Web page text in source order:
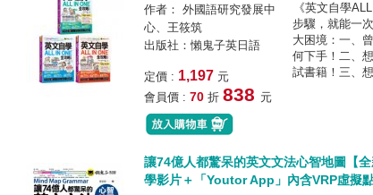
作者： 外國語研究發展中
心、王筱筑
出版社：懶鬼子英日語
定價 : 1,197 元
會員價 : 70 折 838 元
《英文自學
步驟，就能一
大困境：一、
何下手！二、
試書籍！三、
讓74億人都驚呆的英文文法心智地圖【
學影片＋「Youtor App」內含VRP虛擬點